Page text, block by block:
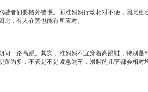
们要格外警惕。而准妈妈行动相对不便，因此更
，有人在旁也能有所应对。
路高跟。其实，准妈妈不宜穿着高跟鞋，特别是
为多，不管是不是紧急煞车，滑脚的几率都会相